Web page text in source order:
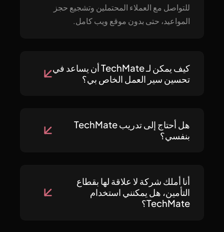
للتواصل مع العملاء المحتملين وتشجيع حجز
المواعيد، حتى بدون موقع ويب كامل.
كيف يمكن لـ TechMate أن يساعد في
تحسين سير العمل الخاص بي؟
هل أحتاج إلى تدريب TechMate
بنفسي؟
أنا أملك شركة لا علاقة لها بقطاع
التأمين، هل يمكنني استخدام
TechMate؟